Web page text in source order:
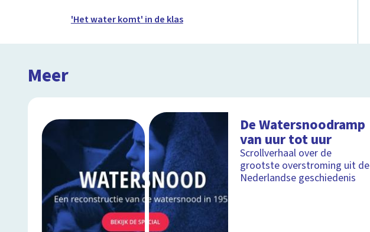
'Het water komt' in de klas
Meer
De Watersnoodramp
van uur tot uur
Scrollverhaal over de
grootste overstroming uit de
Nederlandse geschiedenis